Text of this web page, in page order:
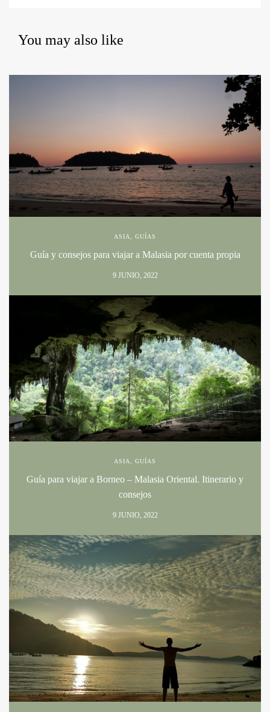
You may also like
ASIA, GUÍAS
Guía y consejos para viajar a Malasia por cuenta propia
9 JUNIO, 2022
ASIA, GUÍAS
Guía para viajar a Borneo – Malasia Oriental. Itinerario y
consejos
9 JUNIO, 2022